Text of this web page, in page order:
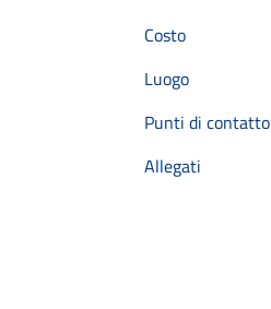
Costo
Luogo
Punti di contatto
Allegati